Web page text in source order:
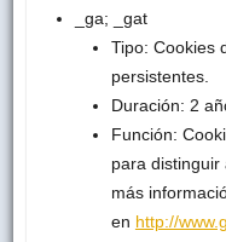
_ga; _gat
Tipo: Cookies
persistentes.
Duración: 2
Función:
para
más
en http://